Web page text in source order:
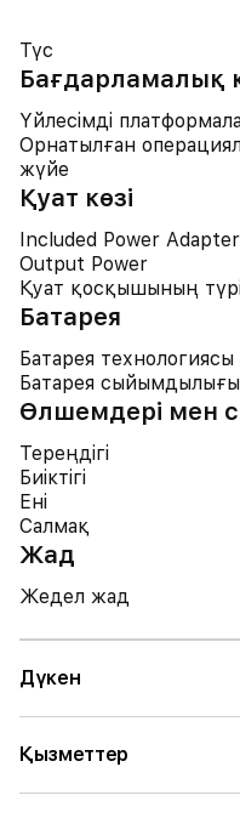
Түс
Бағдарламалық
Үйлесімді
Орнатылған
жүйе
Қуат көзі
Included Power Adapter
Output Power
Қуат қосқышының түрі
Батарея
Батарея технологиясы
Батарея сыйымдылығы
Өлшемдері мен
Тереңдігі
Биіктігі
Ені
Салмақ
Жад
Жедел жад
Дүкен
Қызметтер